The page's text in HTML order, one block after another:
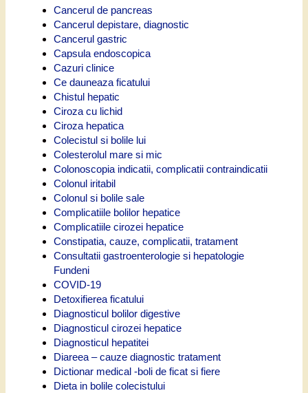
Cancerul de pancreas
Cancerul depistare, diagnostic
Cancerul gastric
Capsula endoscopica
Cazuri clinice
Ce dauneaza ficatului
Chistul hepatic
Ciroza cu lichid
Ciroza hepatica
Colecistul si bolile lui
Colesterolul mare si mic
Colonoscopia indicatii, complicatii contraindicatii
Colonul iritabil
Colonul si bolile sale
Complicatiile bolilor hepatice
Complicatiile cirozei hepatice
Constipatia, cauze, complicatii, tratament
Consultatii gastroenterologie si hepatologie
Fundeni
COVID-19
Detoxifierea ficatului
Diagnosticul bolilor digestive
Diagnosticul cirozei hepatice
Diagnosticul hepatitei
Diareea – cauze diagnostic tratament
Dictionar medical -boli de ficat si fiere
Dieta in bolile colecistului